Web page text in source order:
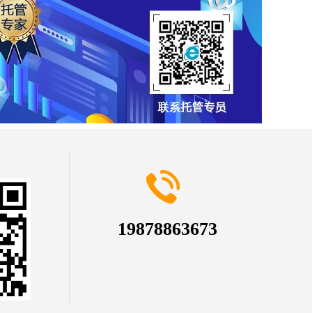
19878863673